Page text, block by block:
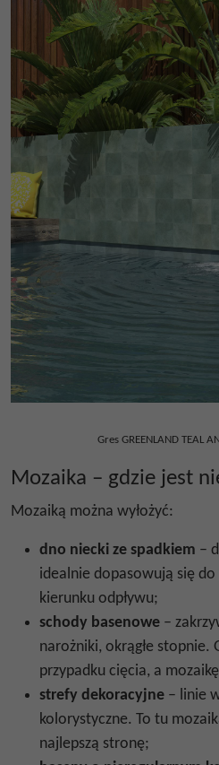
Gres GREENLAND TEAL
Mozaika – gdzie jest
Mozaiką można wyłożyć:
dno niecki ze spadkiem –
idealnie dopasowują się
kierunku odpływu;
schody basenowe –
narożniki, okrągłe stopnie.
przypadku cięcia, a
strefy dekoracyjne – linie
kolorystyczne. To tu
najlepszą stronę;